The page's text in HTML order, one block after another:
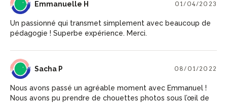
EH Emmanuelle H 01/04/2023
Un passionné qui transmet simplement avec beaucoup de
pédagogie ! Superbe expérience. Merci.
SP Sacha P 08/01/2022
Nous avons passé un agréable moment avec Emmanuel !
Nous avons pu prendre de chouettes photos sous l’œil de